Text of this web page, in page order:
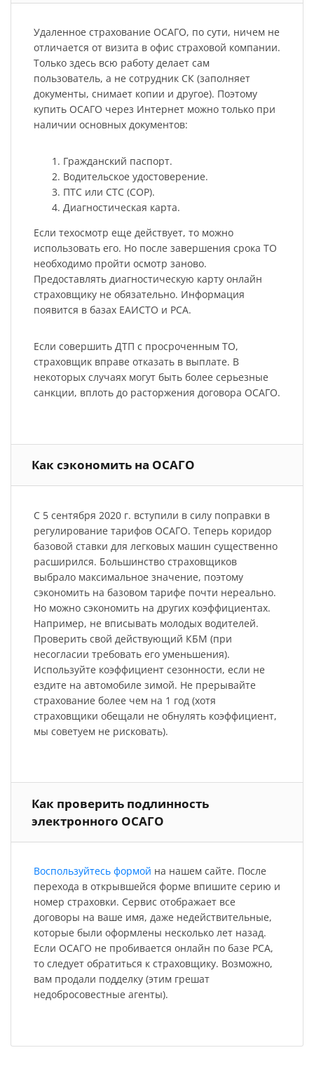
Удаленное страхование ОСАГО, по сути, ничем не
отличается от визита в офис страховой компании.
Только здесь всю работу делает сам
пользователь, а не сотрудник СК (заполняет
документы, снимает копии и другое). Поэтому
купить ОСАГО через Интернет можно только при
наличии основных документов:
Гражданский паспорт.
Водительское удостоверение.
ПТС или СТС (СОР).
Диагностическая карта.
Если техосмотр еще действует, то можно
использовать его. Но после завершения срока ТО
необходимо пройти осмотр заново.
Предоставлять диагностическую карту онлайн
страховщику не обязательно. Информация
появится в базах ЕАИСТО и РСА.
Если совершить ДТП с просроченным ТО,
страховщик вправе отказать в выплате. В
некоторых случаях могут быть более серьезные
санкции, вплоть до расторжения договора ОСАГО.
Как сэкономить на ОСАГО
С 5 сентября 2020 г. вступили в силу поправки в
регулирование тарифов ОСАГО. Теперь коридор
базовой ставки для легковых машин существенно
расширился. Большинство страховщиков
выбрало максимальное значение, поэтому
сэкономить на базовом тарифе почти нереально.
Но можно сэкономить на других коэффициентах.
Например, не вписывать молодых водителей.
Проверить свой действующий КБМ (при
несогласии требовать его уменьшения).
Используйте коэффициент сезонности, если не
ездите на автомобиле зимой. Не прерывайте
страхование более чем на 1 год (хотя
страховщики обещали не обнулять коэффициент,
мы советуем не рисковать).
Как проверить подлинность
электронного ОСАГО
Воспользуйтесь формой на нашем сайте. После
перехода в открывшейся форме впишите серию и
номер страховки. Сервис отображает все
договоры на ваше имя, даже недействительные,
которые были оформлены несколько лет назад.
Если ОСАГО не пробивается онлайн по базе РСА,
то следует обратиться к страховщику. Возможно,
вам продали подделку (этим грешат
недобросовестные агенты).